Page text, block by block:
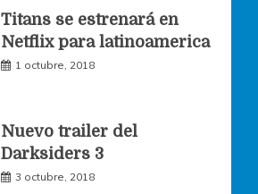
g
m
r
Titans se estrenará en
Netflix para latinoamerica
1 octubre, 2018
Nuevo trailer del
Darksiders 3
3 octubre, 2018